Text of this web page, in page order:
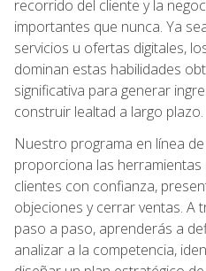
recorrido del cliente y la
importantes que nunca. Ya
servicios u ofertas digitales,
dominan estas habilidades
significativa para generar
construir lealtad a largo plazo.
Nuestro programa en línea
proporciona las
clientes con confianza,
objeciones y cerrar ventas. A
paso a paso, aprenderás a
analizar a la competencia,